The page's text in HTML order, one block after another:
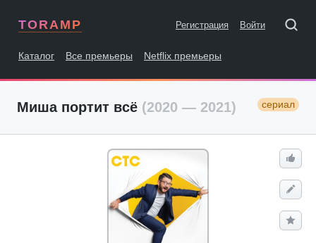
TORAMP Регистрация Войти
Каталог Все премьеры Netflix премьеры
Миша портит всё (2020 — 2021) сериал